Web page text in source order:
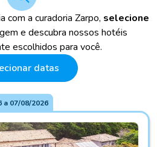
com a curadoria Zarpo, selecione
e descubra nossos hotéis
escolhidos para você.
datas
a 07/08/2026